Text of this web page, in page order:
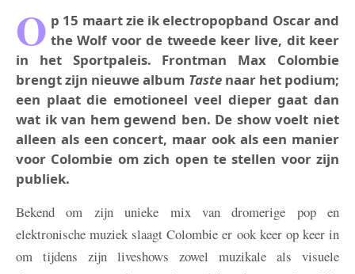
O p 15 maart zie ik electropopband Oscar and
the Wolf voor de tweede keer live, dit keer
in het Sportpaleis. Frontman Max Colombie
brengt zijn nieuwe album Taste naar het podium;
een plaat die emotioneel veel dieper gaat dan
wat ik van hem gewend ben. De show voelt niet
alleen als een concert, maar ook als een manier
voor Colombie om zich open te stellen voor zijn
publiek.
Bekend om zijn unieke mix van dromerige pop en
elektronische muziek slaagt Colombie er ook keer op keer in
om tijdens zijn liveshows zowel muzikale als visuele